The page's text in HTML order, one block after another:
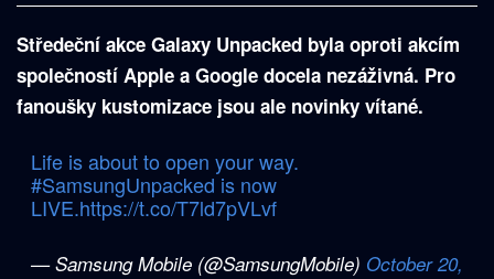
Středeční akce Galaxy Unpacked byla oproti akcím
společností Apple a Google docela nezáživná. Pro
fanoušky kustomizace jsou ale novinky vítané.
Life is about to open your way.
#SamsungUnpacked is now
LIVE.https://t.co/T7ld7pVLvf
— Samsung Mobile (@SamsungMobile) October 20,